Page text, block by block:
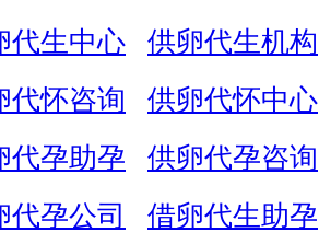
代生中心
供卵代生机构
代怀咨询
供卵代怀中心
代孕助孕
供卵代孕咨询
代孕公司
借卵代生助孕